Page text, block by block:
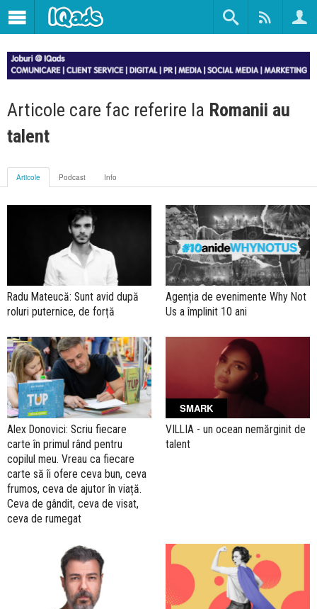
Articole care fac referire la Romanii au
talent
Articole Podcast Info
Radu Mateucă: Sunt avid după
roluri puternice, de forță
Agenția de evenimente Why Not
Us a împlinit 10 ani
Alex Donovici: Scriu fiecare
carte în primul rând pentru
copilul meu. Vreau ca fiecare
carte să îi ofere ceva bun, ceva
frumos, ceva de ajutor în viață.
Ceva de gândit, ceva de visat,
ceva de rumegat
SMARK
VILLIA - un ocean nemărginit de
talent